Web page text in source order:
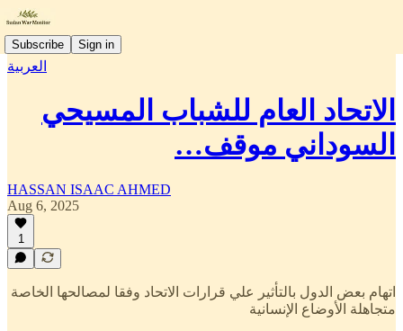
Subscribe Sign in
العربية
الاتحاد العام للشباب المسيحي
السوداني موقف…
HASSAN ISAAC AHMED
Aug 6, 2025
1
اتهام بعض الدول بالتأثير علي قرارات الاتحاد وفقا لمصالحها الخاصة
متجاهلة الأوضاع الإنسانية